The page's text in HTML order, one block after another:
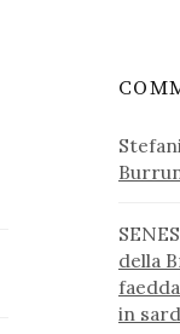
della
in